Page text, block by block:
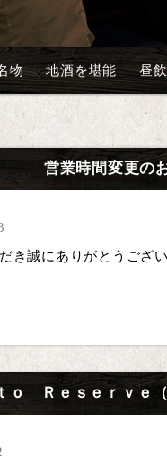
物 地酒を堪能 昼
営業時間変更の
き誠にありがとうござ
ｏ Ｒｅｓｅｒｖｅ